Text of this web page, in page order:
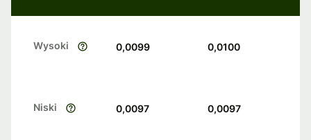
Wysoki 0,0099 0,0100
Niski 0,0097 0,0097